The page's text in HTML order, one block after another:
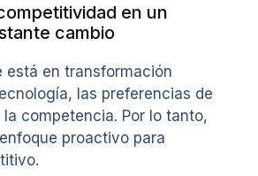
en un
cambio
está en transformación
las preferencias de
competencia. Por lo tanto,
proactivo para